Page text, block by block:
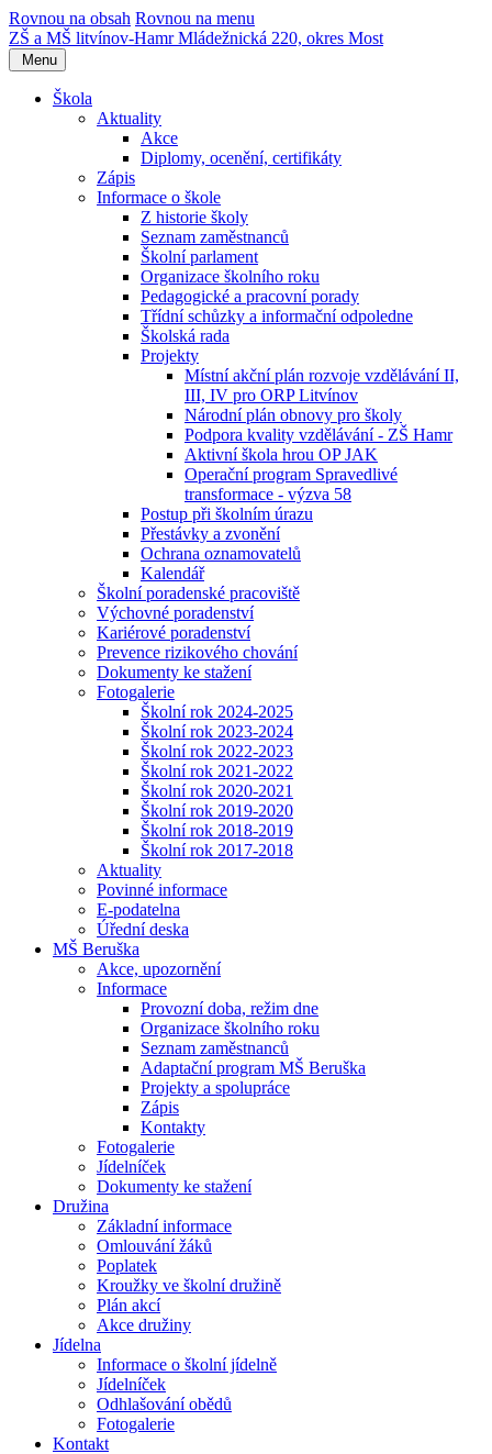
Rovnou na obsah Rovnou na menu
ZŠ a MŠ litvínov-HamrMládežnická 220, okres Most
Menu
Škola
Aktuality
Akce
Diplomy, ocenění, certifikáty
Zápis
Informace o škole
Z historie školy
Seznam zaměstnanců
Školní parlament
Organizace školního roku
Pedagogické a pracovní porady
Třídní schůzky a informační odpoledne
Školská rada
Projekty
Místní akční plán rozvoje vzdělávání II,
III, IV pro ORP Litvínov
Národní plán obnovy pro školy
Podpora kvality vzdělávání - ZŠ Hamr
Aktivní škola hrou OP JAK
Operační program Spravedlivé
transformace - výzva 58
Postup při školním úrazu
Přestávky a zvonění
Ochrana oznamovatelů
Kalendář
Školní poradenské pracoviště
Výchovné poradenství
Kariérové poradenství
Prevence rizikového chování
Dokumenty ke stažení
Fotogalerie
Školní rok 2024-2025
Školní rok 2023-2024
Školní rok 2022-2023
Školní rok 2021-2022
Školní rok 2020-2021
Školní rok 2019-2020
Školní rok 2018-2019
Školní rok 2017-2018
Aktuality
Povinné informace
E-podatelna
Úřední deska
MŠ Beruška
Akce, upozornění
Informace
Provozní doba, režim dne
Organizace školního roku
Seznam zaměstnanců
Adaptační program MŠ Beruška
Projekty a spolupráce
Zápis
Kontakty
Fotogalerie
Jídelníček
Dokumenty ke stažení
Družina
Základní informace
Omlouvání žáků
Poplatek
Kroužky ve školní družině
Plán akcí
Akce družiny
Jídelna
Informace o školní jídelně
Jídelníček
Odhlašování obědů
Fotogalerie
Kontakt